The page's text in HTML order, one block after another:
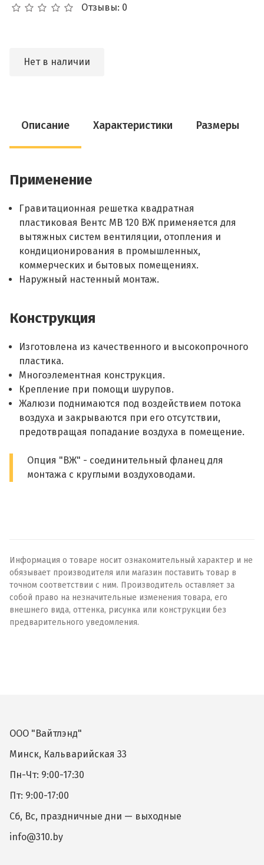
Отзывы: 0
Нет в наличии
Описание Характеристики Размеры
Применение
Гравитационная решетка квадратная
пластиковая Вентс МВ 120 ВЖ применяется для
вытяжных систем вентиляции, отопления и
кондиционирования в промышленных,
коммерческих и бытовых помещениях.
Наружный настенный монтаж.
Конструкция
Изготовлена из качественного и высокопрочного
пластика.
Многоэлементная конструкция.
Крепление при помощи шурупов.
Жалюзи поднимаются под воздействием потока
воздуха и закрываются при его отсутствии,
предотвращая попадание воздуха в помещение.
Опция "ВЖ" - соединительный фланец для
монтажа с круглыми воздуховодами.
Информация о товаре носит ознакомительный характер и не
обязывает производителя или магазин поставить товар в
точном соответствии с ним. Производитель оставляет за
собой право на незначительные изменения товара, его
внешнего вида, оттенка, рисунка или конструкции без
предварительного уведомления.
ООО "Вайтлэнд"
Минск, Кальварийская 33
Пн-Чт: 9:00-17:30
Пт: 9:00-17:00
Сб, Вс, праздничные дни — выходные
info@310.by